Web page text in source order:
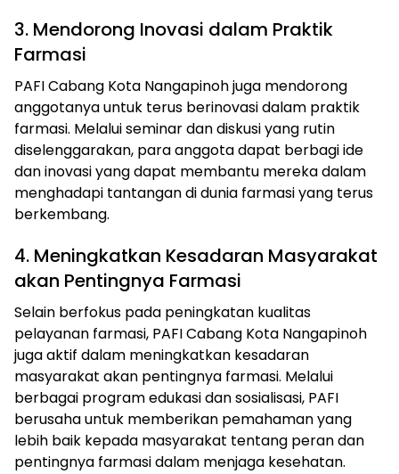
3. Mendorong Inovasi dalam Praktik
Farmasi
PAFI Cabang Kota Nangapinoh juga mendorong
anggotanya untuk terus berinovasi dalam praktik
farmasi. Melalui seminar dan diskusi yang rutin
diselenggarakan, para anggota dapat berbagi ide
dan inovasi yang dapat membantu mereka dalam
menghadapi tantangan di dunia farmasi yang terus
berkembang.
4. Meningkatkan Kesadaran Masyarakat
akan Pentingnya Farmasi
Selain berfokus pada peningkatan kualitas
pelayanan farmasi, PAFI Cabang Kota Nangapinoh
juga aktif dalam meningkatkan kesadaran
masyarakat akan pentingnya farmasi. Melalui
berbagai program edukasi dan sosialisasi, PAFI
berusaha untuk memberikan pemahaman yang
lebih baik kepada masyarakat tentang peran dan
pentingnya farmasi dalam menjaga kesehatan.